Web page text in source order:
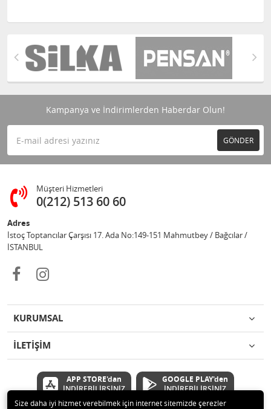
Kampanya ve İndirimlerden Haberdar Olun!
GÖNDER
Müşteri Hizmetleri
0(212) 513 60 60
Adres
İstoç Toptancılar Çarşısı 17. Ada No:149-151 Mahmutbey / Bağcılar /
İSTANBUL
KURUMSAL
İLETİŞİM
APP STORE'dan
İNDİREBİLİRSİNİZ
GOOGLE PLAY'den
İNDİREBİLİRSİNİZ
Size daha iyi hizmet verebilmek için internet sitemizde çerezler